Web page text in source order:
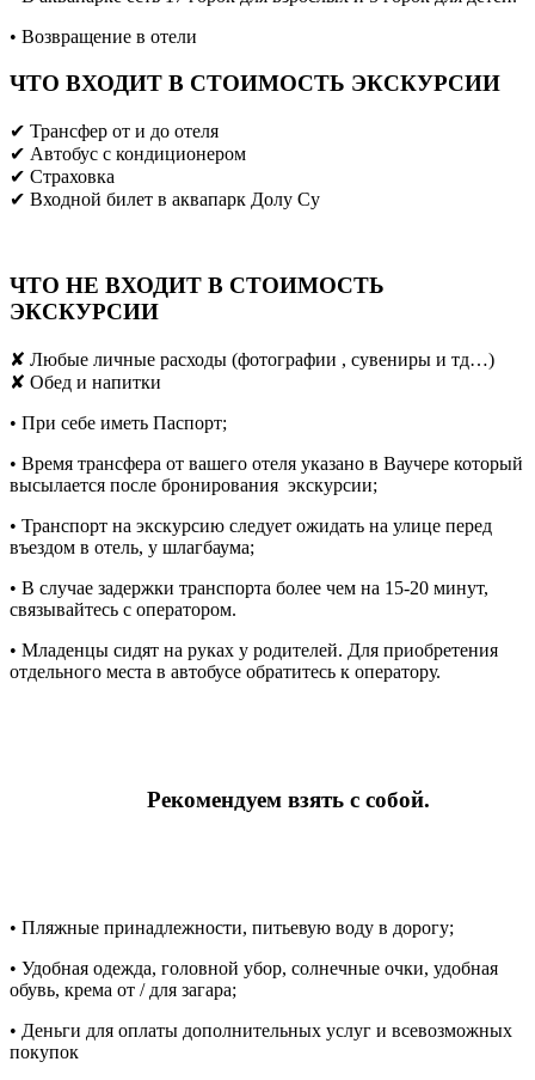
• Возвращение в отели
ЧТО ВХОДИТ В СТОИМОСТЬ ЭКСКУРСИИ
✔ Трансфер от и до отеля
✔ Aвтобус с кондиционером
✔ Страховка
✔ Входной билет в аквапарк Долу Су
ЧТО НЕ ВХОДИТ В СТОИМОСТЬ
ЭКСКУРСИИ
✘ Любые личные расходы (фотографии , сувениры и тд…)
✘ Обед и напитки
• При себе иметь Паспорт;
• Время трансфера от вашего отеля указано в Ваучере который
высылается после бронирования экскурсии;
• Транспорт на экскурсию следует ожидать на улице перед
въездом в отель, у шлагбаума;
• В случае задержки транспорта более чем на 15-20 минут,
связывайтесь с оператором.
• Младенцы сидят на руках у родителей. Для приобретения
отдельного места в автобусе обратитесь к оператору.
Рекомендуем взять с собой.
• Пляжные принадлежности, питьевую воду в дорогу;
• Удобная одежда, головной убор, солнечные очки, удобная
обувь, крема от / для загара;
• Деньги для оплаты дополнительных услуг и всевозможных
покупок